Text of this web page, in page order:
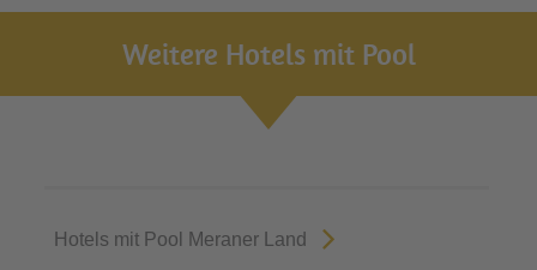
Weitere Hotels mit Pool
Hotels mit Pool Meraner Land